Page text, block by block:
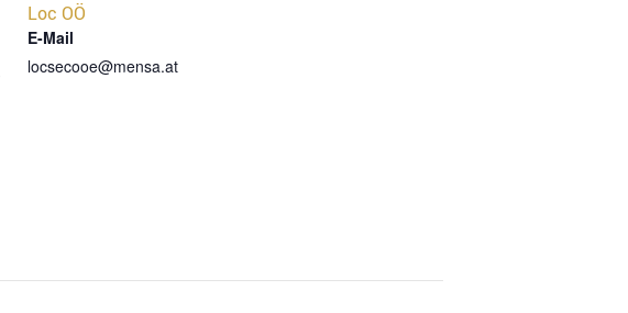
Loc OÖ
E-Mail
locsecooe@mensa.at